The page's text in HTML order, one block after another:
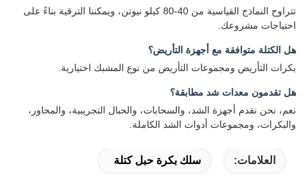
تتراوح النماذج القياسية من 40-80 كيلو نيوتن، ويمكننا الترقية بناءً على
احتياجات مشروعك.
هل الكتلة متوافقة مع أجهزة التأريض؟
بكرات التأريض ومجموعات التأريض من نوع المشبك اختيارية.
هل تقدمون معدات شد مطابقة؟
نعم، نحن نقدم أجهزة الشد، والسحابات، والحبال التجريبية، والمحاور،
والبكرات، ومجموعات أدوات الشد الكاملة.
العلامات: سلك بكرة حبل كتلة